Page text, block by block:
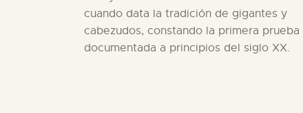
cuando data la tradición de gigantes y
cabezudos, constando la primera prueba
documentada a principios del siglo XX.